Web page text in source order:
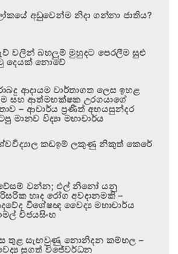
අඩුවෙන්ම නිදා ගන්නා ජාතිය?
වලින් බහලුම් මුහුදට පෙරලීම සුළු
දෙයක් නොවේ
ආදායම වාර්තාගත ලෙස ඉහළ
සහ ආත්මභක්ෂක උරගයාගේ
– ආචාර්ය ප්‍රණීත් අභයසුන්දර
මානව විද්‍යා මහාචාර්ය
කඩඉම් ලකුණු නිකුත් කෙරේ
වන්න; එල් නිනෝ යනු
හෘද රෝග අවදානමකි –
විශේෂඥ වෛද්‍ය මහාචාර්ය
විජයසිංහ
තුළ සැඟවුණු නොනිදන කම්හල –
සුගත් විජේවර්ධන